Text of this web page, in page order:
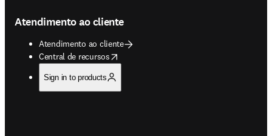
Atendimento ao cliente
Atendimento ao cliente
Central de recursos
opens in new tab/window
Sign in to products